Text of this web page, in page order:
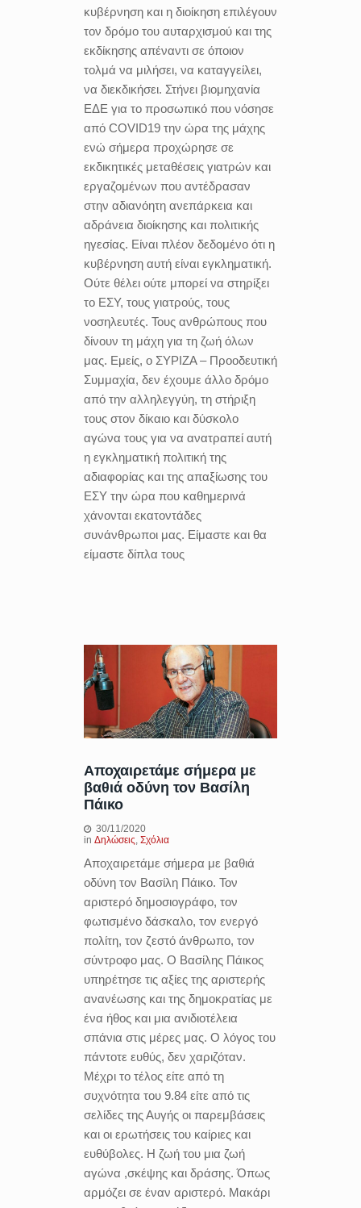
κυβέρνηση και η διοίκηση επιλέγουν
τον δρόμο του αυταρχισμού και της
εκδίκησης απέναντι σε όποιον
τολμά να μιλήσει, να καταγγείλει,
να διεκδικήσει. Στήνει βιομηχανία
ΕΔΕ για το προσωπικό που νόσησε
από COVID19 την ώρα της μάχης
ενώ σήμερα προχώρησε σε
εκδικητικές μεταθέσεις γιατρών και
εργαζομένων που αντέδρασαν
στην αδιανόητη ανεπάρκεια και
αδράνεια διοίκησης και πολιτικής
ηγεσίας. Είναι πλέον δεδομένο ότι η
κυβέρνηση αυτή είναι εγκληματική.
Ούτε θέλει ούτε μπορεί να στηρίξει
το ΕΣΥ, τους γιατρούς, τους
νοσηλευτές. Τους ανθρώπους που
δίνουν τη μάχη για τη ζωή όλων
μας. Εμείς, ο ΣΥΡΙΖΑ – Προοδευτική
Συμμαχία, δεν έχουμε άλλο δρόμο
από την αλληλεγγύη, τη στήριξη
τους στον δίκαιο και δύσκολο
αγώνα τους για να ανατραπεί αυτή
η εγκληματική πολιτική της
αδιαφορίας και της απαξίωσης του
ΕΣΥ την ώρα που καθημερινά
χάνονται εκατοντάδες
συνάνθρωποι μας. Είμαστε και θα
είμαστε δίπλα τους
Αποχαιρετάμε σήμερα με
βαθιά οδύνη τον Βασίλη
Πάικο
30/11/2020
in Δηλώσεις Σχόλια
Αποχαιρετάμε σήμερα με βαθιά
οδύνη τον Βασίλη Πάικο. Τον
αριστερό δημοσιογράφο, τον
φωτισμένο δάσκαλο, τον ενεργό
πολίτη, τον ζεστό άνθρωπο, τον
σύντροφο μας. Ο Βασίλης Πάικος
υπηρέτησε τις αξίες της αριστερής
ανανέωσης και της δημοκρατίας με
ένα ήθος και μια ανιδιοτέλεια
σπάνια στις μέρες μας. Ο λόγος του
πάντοτε ευθύς, δεν χαριζόταν.
Μέχρι το τέλος είτε από τη
συχνότητα του 9.84 είτε από τις
σελίδες της Αυγής οι παρεμβάσεις
και οι ερωτήσεις του καίριες και
ευθύβολες. Η ζωή του μια ζωή
αγώνα ,σκέψης και δράσης. Όπως
αρμόζει σε έναν αριστερό. Μακάρι